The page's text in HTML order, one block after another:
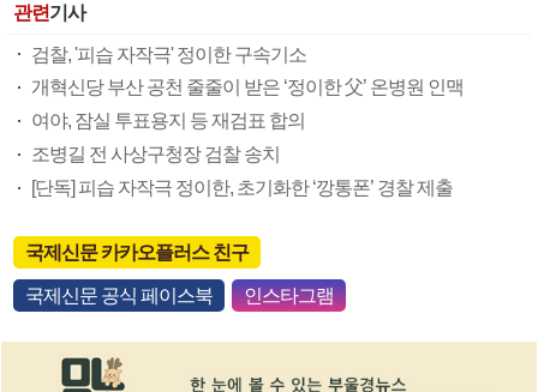
관련기사
검찰, '피습 자작극' 정이한 구속기소
개혁신당 부산 공천 줄줄이 받은 ‘정이한 父’ 온병원 인맥
여야, 잠실 투표용지 등 재검표 합의
조병길 전 사상구청장 검찰 송치
[단독] 피습 자작극 정이한, 초기화한 ‘깡통폰’ 경찰 제출
국제신문 카카오플러스 친구
국제신문 공식 페이스북 인스타그램